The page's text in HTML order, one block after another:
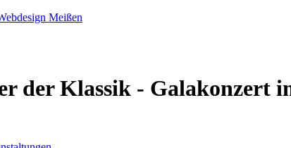
Meißen
der Klassik - Galakonzert